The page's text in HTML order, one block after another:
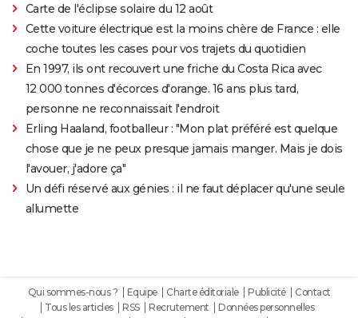
Carte de l'éclipse solaire du 12 août
Cette voiture électrique est la moins chère de France : elle
coche toutes les cases pour vos trajets du quotidien
En 1997, ils ont recouvert une friche du Costa Rica avec
12 000 tonnes d'écorces d'orange. 16 ans plus tard,
personne ne reconnaissait l'endroit
Erling Haaland, footballeur : "Mon plat préféré est quelque
chose que je ne peux presque jamais manger. Mais je dois
l'avouer, j'adore ça"
Un défi réservé aux génies : il ne faut déplacer qu'une seule
allumette
Qui sommes-nous ? Equipe Charte éditoriale Publicité
Contact
Tous les articles
RSS Recrutement
Données personnelles